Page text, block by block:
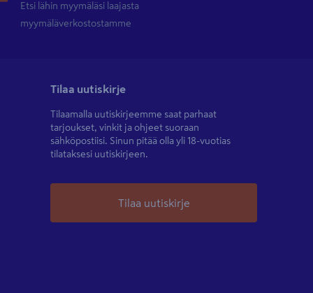
Etsi lähin myymäläsi laajasta
myymäläverkostostamme
Tilaa uutiskirje
Tilaamalla uutiskirjeemme saat parhaat
tarjoukset, vinkit ja ohjeet suoraan
sähköpostiisi. Sinun pitää olla yli 18-vuotias
tilataksesi uutiskirjeen.
Tilaa uutiskirje